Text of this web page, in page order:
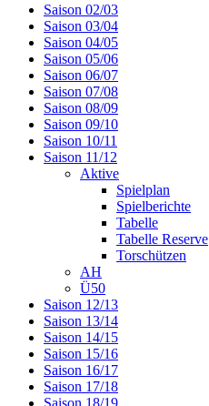
Saison 02/03
Saison 03/04
Saison 04/05
Saison 05/06
Saison 06/07
Saison 07/08
Saison 08/09
Saison 09/10
Saison 10/11
Saison 11/12
Aktive
Spielplan
Spielberichte
Tabelle
Tabelle Reserve
Torschützen
AH
Ü50
Saison 12/13
Saison 13/14
Saison 14/15
Saison 15/16
Saison 16/17
Saison 17/18
Saison 18/19